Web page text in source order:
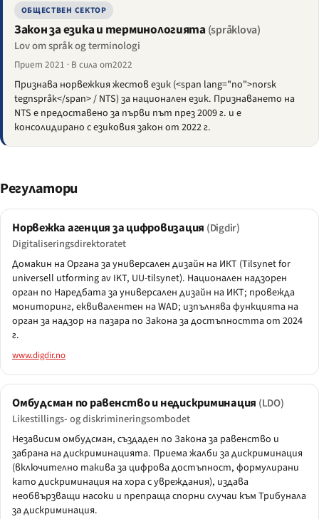
ОБЩЕСТВЕН СЕКТОР
Закон за езика и терминологията (språklova)
Lov om språk og terminologi
Приет 2021 · В сила от2022
Признава норвежкия жестов език (<span lang="no">norsk
tegnspråk</span> / NTS) за национален език. Признаването на
NTS е предоставено за първи път през 2009 г. и е
консолидирано с езиковия закон от 2022 г.
Регулатори
Норвежка агенция за цифровизация (Digdir)
Digitaliseringsdirektoratet
Домакин на Органа за универсален дизайн на ИКТ (Tilsynet for
universell utforming av IKT, UU-tilsynet). Национален надзорен
орган по Наредбата за универсален дизайн на ИКТ; провежда
мониторинг, еквивалентен на WAD; изпълнява функцията на
орган за надзор на пазара по Закона за достъпността от 2024
г.
www.digdir.no
Омбудсман по равенство и недискриминация (LDO)
Likestillings- og diskrimineringsombodet
Независим омбудсман, създаден по Закона за равенство и
забрана на дискриминацията. Приема жалби за дискриминация
(включително такива за цифрова достъпност, формулирани
като дискриминация на хора с увреждания), издава
необвързващи насоки и препраща спорни случаи към Трибунала
за дискриминация.